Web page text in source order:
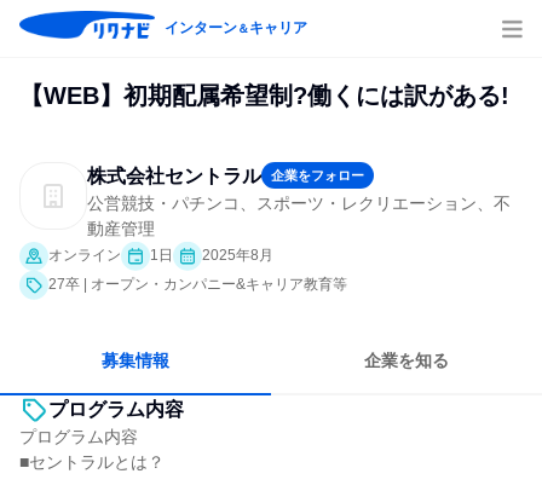
インターン＆キャリア
【WEB】初期配属希望制?働くには訳がある!
株式会社セントラル 企業をフォロー
公営競技・パチンコ、スポーツ・レクリエーション、不
動産管理
オンライン 1日
2025年8月
27卒 | オープン・カンパニー&キャリア教育等
募集情報 企業を知る
プログラム内容
プログラム内容
■セントラルとは？